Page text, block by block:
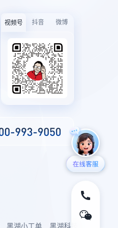
视频号 抖音 微博
黑湖小工单 黑湖科技